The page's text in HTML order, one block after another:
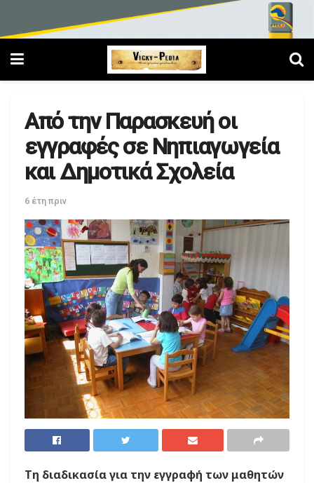
Από την Παρασκευή οι
εγγραφές σε Νηπιαγωγεία
και Δημοτικά Σχολεία
6 έτη πριν
Τη διαδικασία για την εγγραφή των μαθητών